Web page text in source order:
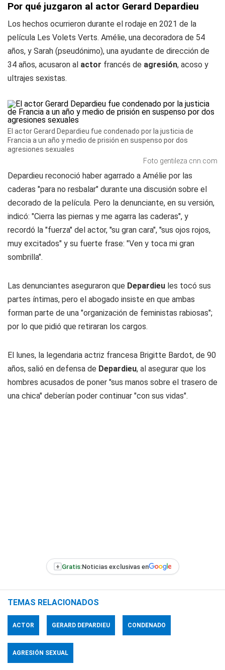
Por qué juzgaron al actor Gerard Depardieu
Los hechos ocurrieron durante el rodaje en 2021 de la
película Les Volets Verts. Amélie, una decoradora de 54
años, y Sarah (pseudónimo), una ayudante de dirección de
34 años, acusaron al actor francés de agresión, acoso y
ultrajes sexistas.
El actor Gerard Depardieu fue condenado por la justicia de
Francia a un año y medio de prisión en suspenso por dos
agresiones sexuales
Foto gentileza cnn.com
Depardieu reconoció haber agarrado a Amélie por las
caderas "para no resbalar" durante una discusión sobre el
decorado de la película. Pero la denunciante, en su versión,
indicó: "Cierra las piernas y me agarra las caderas", y
recordó la "fuerza" del actor, "su gran cara", "sus ojos rojos,
muy excitados" y su fuerte frase: "Ven y toca mi gran
sombrilla".
Las denunciantes aseguraron que Depardieu les tocó sus
partes íntimas, pero el abogado insiste en que ambas
forman parte de una "organización de feministas rabiosas";
por lo que pidió que retiraran los cargos.
El lunes, la legendaria actriz francesa Brigitte Bardot, de 90
años, salió en defensa de Depardieu, al asegurar que los
hombres acusados de poner "sus manos sobre el trasero de
una chica" deberían poder continuar "con sus vidas".
+ Gratis:Noticias exclusivas en
TEMAS RELACIONADOS
ACTOR GERARD DEPARDIEU CONDENADO
AGRESIÓN SEXUAL